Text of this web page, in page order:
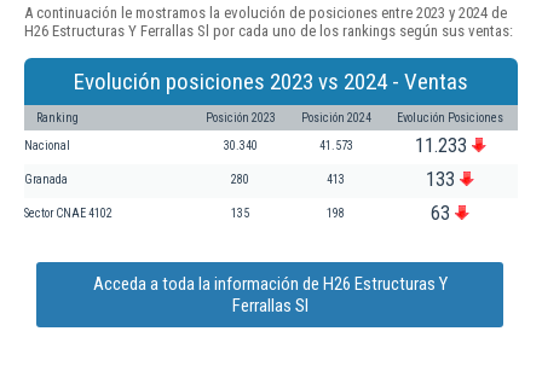
A continuación le mostramos la evolución de posiciones entre 2023 y 2024 de
H26 Estructuras Y Ferrallas Sl por cada uno de los rankings según sus ventas:
Evolución posiciones 2023 vs 2024 - Ventas
Ranking Posición 2023 Posición 2024 Evolución Posiciones
Nacional 30.340 41.573 11.233
Granada 280 413 133
Sector CNAE 4102 135 198 63
Acceda a toda la información de H26 Estructuras Y
Ferrallas Sl